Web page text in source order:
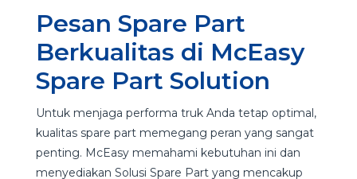
Pesan Spare Part
Berkualitas di McEasy
Spare Part Solution
Untuk menjaga performa truk Anda tetap optimal,
kualitas spare part memegang peran yang sangat
penting. McEasy memahami kebutuhan ini dan
menyediakan Solusi Spare Part yang mencakup